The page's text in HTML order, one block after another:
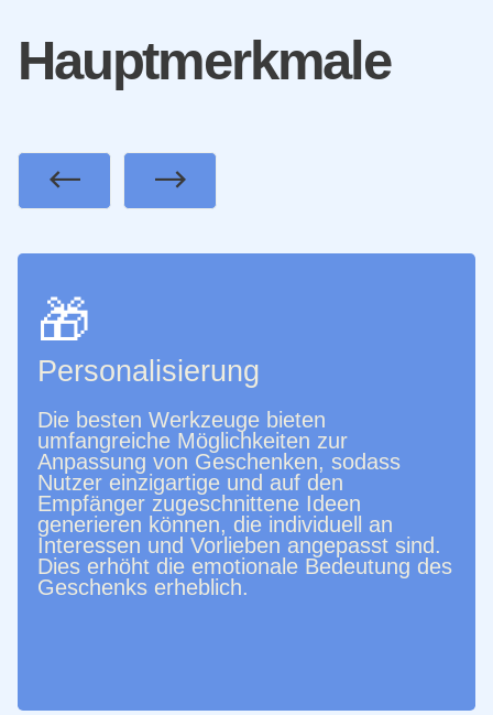
Hauptmerkmale
🎁
Personalisierung
Die besten Werkzeuge bieten
umfangreiche Möglichkeiten zur
Anpassung von Geschenken, sodass
Nutzer einzigartige und auf den
Empfänger zugeschnittene Ideen
generieren können, die individuell an
Interessen und Vorlieben angepasst sind.
Dies erhöht die emotionale Bedeutung des
Geschenks erheblich.
PreviousNext